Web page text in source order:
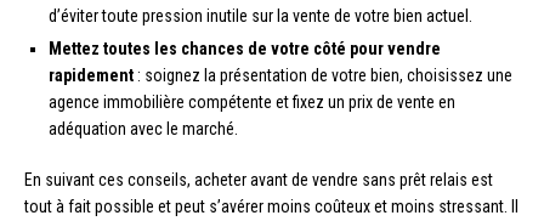
d’éviter toute pression inutile sur la vente de votre bien actuel.
Mettez toutes les chances de votre côté pour vendre
rapidement : soignez la présentation de votre bien, choisissez une
agence immobilière compétente et fixez un prix de vente en
adéquation avec le marché.
En suivant ces conseils, acheter avant de vendre sans prêt relais est
tout à fait possible et peut s’avérer moins coûteux et moins stressant. Il